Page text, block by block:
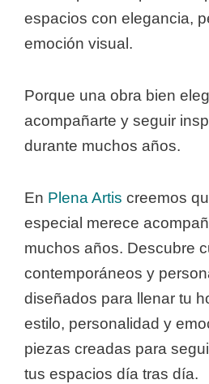
espacios con elegancia,
emoción visual.
Porque una obra bien
acompañarte y seguir
durante muchos años.
En Plena Artis creemos
especial merece
muchos años. Descubre
contemporáneos y
diseñados para llenar tu
estilo, personalidad y
piezas creadas para
tus espacios día tras día.